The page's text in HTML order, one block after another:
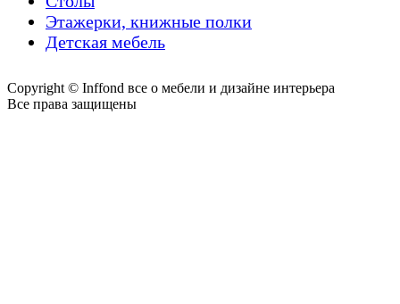
Этажерки, книжные полки
Детская мебель
Copyright © Inffond все о мебели и дизайне интерьера
Все права защищены